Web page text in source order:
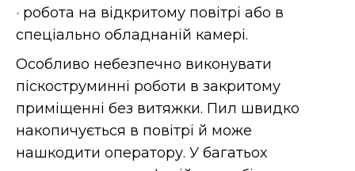
· робота на відкритому повітрі або в
спеціально обладнаній камері.
Особливо небезпечно виконувати
піскоструминні роботи в закритому
приміщенні без витяжки. Пил швидко
накопичується в повітрі й може
нашкодити оператору. У багатьох